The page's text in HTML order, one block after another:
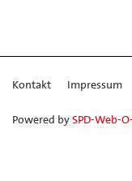
Kontakt Impressum
Powered bySPD-Web-